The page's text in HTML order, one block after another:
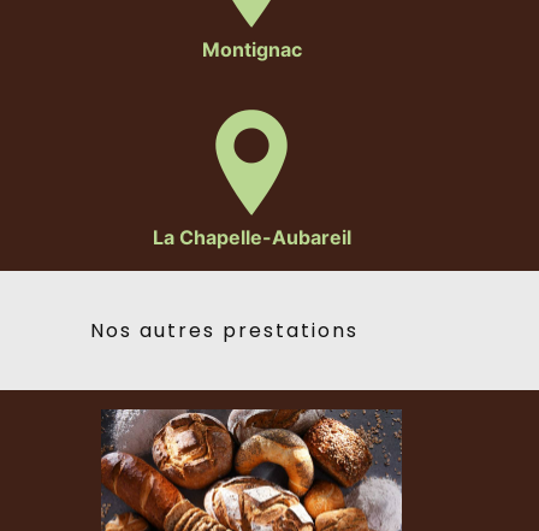
Montignac
La Chapelle-Aubareil
Nos autres prestations